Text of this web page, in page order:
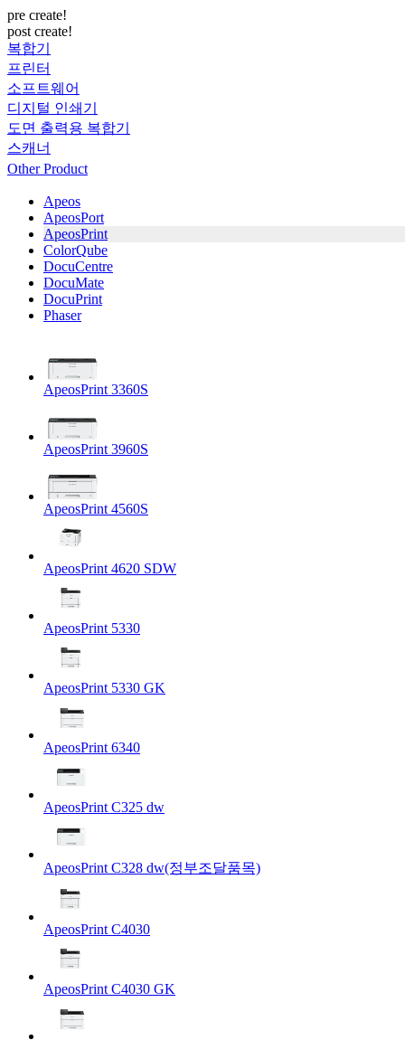
pre create!
post create!
복합기
프린터
소프트웨어
디지털 인쇄기
도면 출력용 복합기
스캐너
Other Product
Apeos
ApeosPort
ApeosPrint
ColorQube
DocuCentre
DocuMate
DocuPrint
Phaser
ApeosPrint 3360S
ApeosPrint 3960S
ApeosPrint 4560S
ApeosPrint 4620 SDW
ApeosPrint 5330
ApeosPrint 5330 GK
ApeosPrint 6340
ApeosPrint C325 dw
ApeosPrint C328 dw(정부조달품목)
ApeosPrint C4030
ApeosPrint C4030 GK